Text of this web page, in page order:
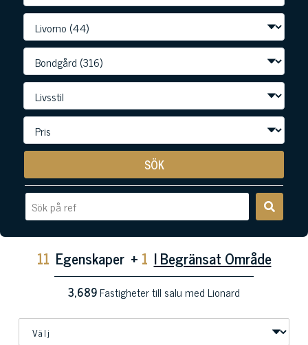
SÖK
11 Egenskaper + 1 I Begränsat Område
3,689Fastigheter till salu med Lionard